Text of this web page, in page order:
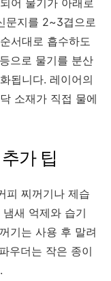
문지를 2~3겹으로
서대로 흡수하도
으로 물기를 분산
됩니다. 레이어의
소재가 직접 물에
가 팁
피 찌꺼기나 제습
새 억제와 습기
기는 사용 후 말려
우더는 작은 종이